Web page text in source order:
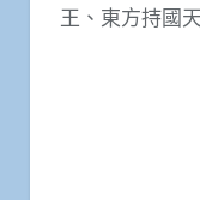
王、東方持國